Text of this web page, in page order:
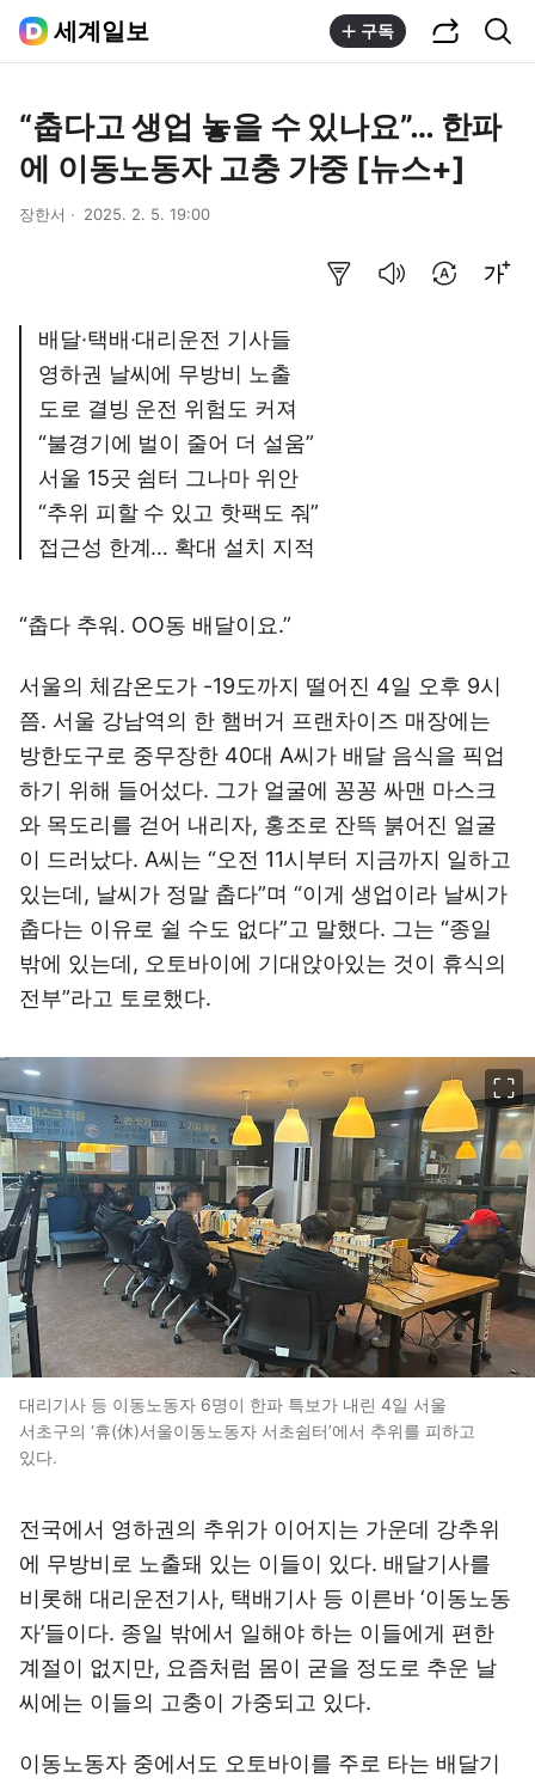
세계일보 구독
“춥다고 생업 놓을 수 있나요”… 한파
에 이동노동자 고충 가중 [뉴스+]
장한서 2025. 2. 5. 19:00
배달·택배·대리운전 기사들
영하권 날씨에 무방비 노출
도로 결빙 운전 위험도 커져
“불경기에 벌이 줄어 더 설움”
서울 15곳 쉼터 그나마 위안
“추위 피할 수 있고 핫팩도 줘”
접근성 한계… 확대 설치 지적
“춥다 추워. OO동 배달이요.”
서울의 체감온도가 -19도까지 떨어진 4일 오후 9시
쯤. 서울 강남역의 한 햄버거 프랜차이즈 매장에는
방한도구로 중무장한 40대 A씨가 배달 음식을 픽업
하기 위해 들어섰다. 그가 얼굴에 꽁꽁 싸맨 마스크
와 목도리를 걷어 내리자, 홍조로 잔뜩 붉어진 얼굴
이 드러났다. A씨는 “오전 11시부터 지금까지 일하고
있는데, 날씨가 정말 춥다”며 “이게 생업이라 날씨가
춥다는 이유로 쉴 수도 없다”고 말했다. 그는 “종일
밖에 있는데, 오토바이에 기대앉아있는 것이 휴식의
전부”라고 토로했다.
대리기사 등 이동노동자 6명이 한파 특보가 내린 4일 서울
서초구의 ‘휴(休)서울이동노동자 서초쉼터’에서 추위를 피하고
있다.
전국에서 영하권의 추위가 이어지는 가운데 강추위
에 무방비로 노출돼 있는 이들이 있다. 배달기사를
비롯해 대리운전기사, 택배기사 등 이른바 ‘이동노동
자’들이다. 종일 밖에서 일해야 하는 이들에게 편한
계절이 없지만, 요즘처럼 몸이 굳을 정도로 추운 날
씨에는 이들의 고충이 가중되고 있다.
이동노동자 중에서도 오토바이를 주로 타는 배달기